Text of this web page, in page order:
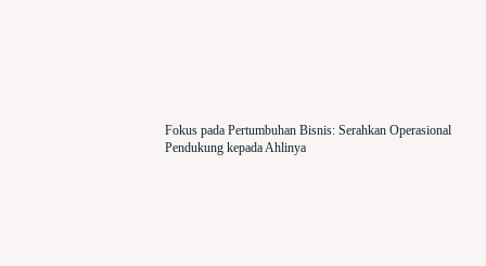
Fokus pada Pertumbuhan Bisnis: Serahkan Operasional
Pendukung kepada Ahlinya